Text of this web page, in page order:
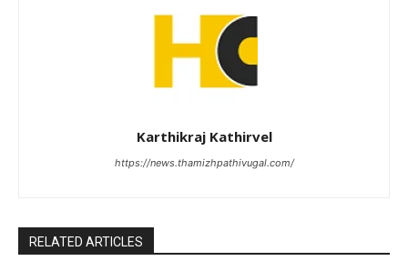
Karthikraj Kathirvel
https://news.thamizhpathivugal.com/
RELATED ARTICLES